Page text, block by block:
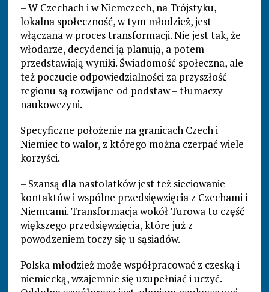
– W Czechach i w Niemczech, na Trójstyku,
lokalna społeczność, w tym młodzież, jest
włączana w proces transformacji. Nie jest tak, że
włodarze, decydenci ją planują, a potem
przedstawiają wyniki. Świadomość społeczna, ale
też poczucie odpowiedzialności za przyszłość
regionu są rozwijane od podstaw – tłumaczy
naukowczyni.
Specyficzne położenie na granicach Czech i
Niemiec to walor, z którego można czerpać wiele
korzyści.
– Szansą dla nastolatków jest też sieciowanie
kontaktów i wspólne przedsięwzięcia z Czechami i
Niemcami. Transformacja wokół Turowa to część
większego przedsięwzięcia, które już z
powodzeniem toczy się u sąsiadów.
Polska młodzież może współpracować z czeską i
niemiecką, wzajemnie się uzupełniać i uczyć.